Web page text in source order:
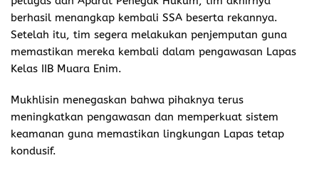
berhasil menangkap kembali SSA beserta rekannya.
Setelah itu, tim segera melakukan penjemputan guna
memastikan mereka kembali dalam pengawasan Lapas
Kelas IIB Muara Enim.
Mukhlisin menegaskan bahwa pihaknya terus
meningkatkan pengawasan dan memperkuat sistem
keamanan guna memastikan lingkungan Lapas tetap
kondusif.